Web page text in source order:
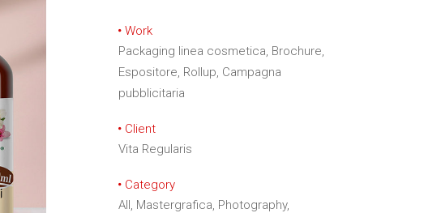
Work
Packaging linea cosmetica, Brochure,
Espositore, Rollup, Campagna
pubblicitaria
Client
Vita Regularis
Category
All, Mastergrafica, Photography,